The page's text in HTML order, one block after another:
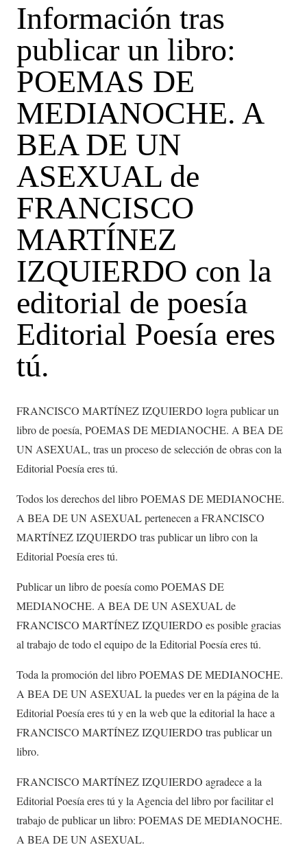
Información tras
publicar un libro:
POEMAS DE
MEDIANOCHE. A
BEA DE UN
ASEXUAL de
FRANCISCO
MARTÍNEZ
IZQUIERDO con la
editorial de poesía
Editorial Poesía eres
tú.
FRANCISCO MARTÍNEZ IZQUIERDO logra publicar un
libro de poesía, POEMAS DE MEDIANOCHE. A BEA DE
UN ASEXUAL, tras un proceso de selección de obras con la
Editorial Poesía eres tú.
Todos los derechos del libro POEMAS DE MEDIANOCHE.
A BEA DE UN ASEXUAL pertenecen a FRANCISCO
MARTÍNEZ IZQUIERDO tras publicar un libro con la
Editorial Poesía eres tú.
Publicar un libro de poesía como POEMAS DE
MEDIANOCHE. A BEA DE UN ASEXUAL de
FRANCISCO MARTÍNEZ IZQUIERDO es posible gracias
al trabajo de todo el equipo de la Editorial Poesía eres tú.
Toda la promoción del libro POEMAS DE MEDIANOCHE.
A BEA DE UN ASEXUAL la puedes ver en la página de la
Editorial Poesía eres tú y en la web que la editorial la hace a
FRANCISCO MARTÍNEZ IZQUIERDO tras publicar un
libro.
FRANCISCO MARTÍNEZ IZQUIERDO agradece a la
Editorial Poesía eres tú y la Agencia del libro por facilitar el
trabajo de publicar un libro: POEMAS DE MEDIANOCHE.
A BEA DE UN ASEXUAL.